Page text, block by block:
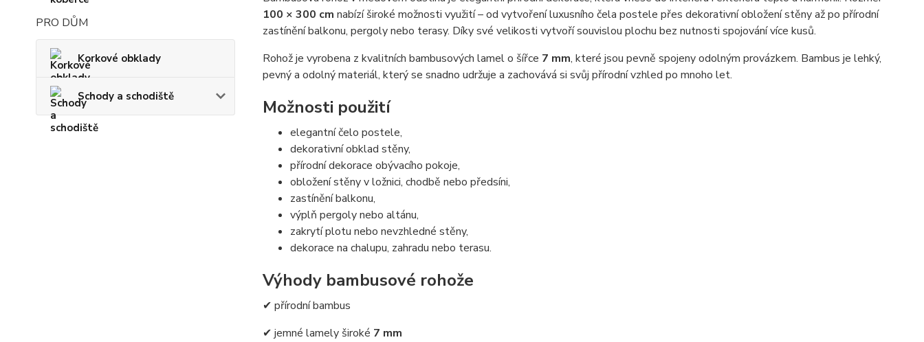
PRO DŮM
Korkové obklady
Schody a schodiště
100 × 300 cm nabízí široké možnosti využití – od vytvoření luxusního čela postele přes dekorativní obložení stěny až po přírodní
zastínění balkonu, pergoly nebo terasy. Díky své velikosti vytvoří souvislou plochu bez nutnosti spojování více kusů.
Rohož je vyrobena z kvalitních bambusových lamel o šířce 7 mm, které jsou pevně spojeny odolným provázkem. Bambus je lehký,
pevný a odolný materiál, který se snadno udržuje a zachovává si svůj přírodní vzhled po mnoho let.
Možnosti použití
elegantní čelo postele,
dekorativní obklad stěny,
přírodní dekorace obývacího pokoje,
obložení stěny v ložnici, chodbě nebo předsíni,
zastínění balkonu,
výplň pergoly nebo altánu,
zakrytí plotu nebo nevzhledné stěny,
dekorace na chalupu, zahradu nebo terasu.
Výhody bambusové rohože
✔ přírodní bambus
✔ jemné lamely široké 7 mm